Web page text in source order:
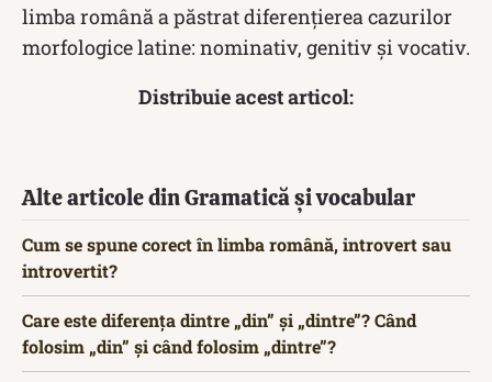
limba română a păstrat diferențierea cazurilor
morfologice latine: nominativ, genitiv și vocativ.
Distribuie acest articol:
Alte articole din Gramatică și vocabular
Cum se spune corect în limba română, introvert sau
introvertit?
Care este diferența dintre „din” și „dintre”? Când
folosim „din” și când folosim „dintre”?